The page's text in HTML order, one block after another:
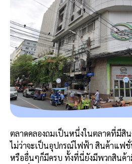
ตลาดคลองถมเป็นหนึ่งในตลาดที่มีสิ
ไม่ว่าจะเป็นอุปกรณ์ไฟฟ้า สินค้าแฟชั่
หรืออื่นๆก็มีครบ ทั้งที่นี่ยังมีพวกสินค้า